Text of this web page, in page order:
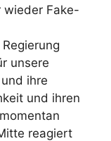
wieder Fake-
unsere
ihre
und ihren
reagiert